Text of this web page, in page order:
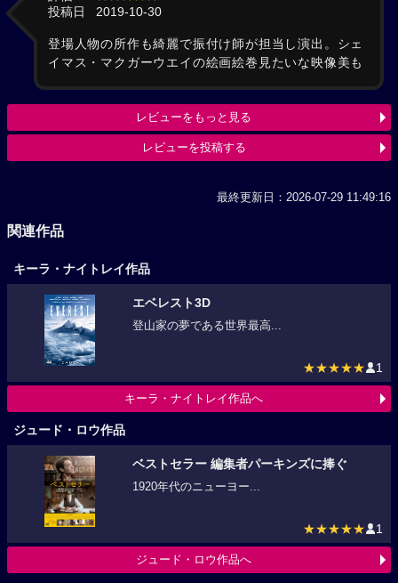
投稿日
2019-10-30
登場人物の所作も綺麗で振付け師が担当し演出。シェ
イマス・マクガーウエイの絵画絵巻見たいな映像美も
レビューをもっと見る
レビューを投稿する
最終更新日：2026-07-29 11:49:16
関連作品
キーラ・ナイトレイ作品
エベレスト3D
登山家の夢である世界最高...
★★★★★ 1
キーラ・ナイトレイ作品へ
ジュード・ロウ作品
ベストセラー 編集者パーキンズに捧ぐ
1920年代のニューヨー...
★★★★★ 1
ジュード・ロウ作品へ